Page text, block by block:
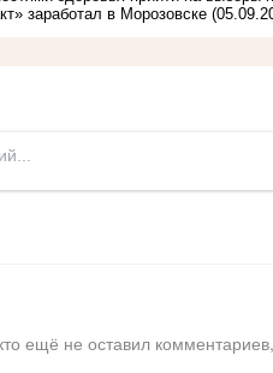
заработал в Морозовске
ещё не оставил